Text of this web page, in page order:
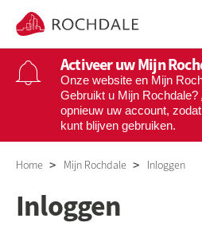
Naar hoofdinhoud
Naar hoofdnavigatiemenu
Naar zoeken
Naar de homepage
Activeer uw Mijn
Onze website en Mijn
Gebruikt u Mijn Rochdale?
opnieuw uw account,
kunt blijven gebruiken.
Home Mijn Rochdale Inloggen
Inloggen